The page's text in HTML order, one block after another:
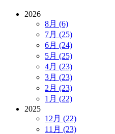
2026
8月 (6)
7月 (25)
6月 (24)
5月 (25)
4月 (23)
3月 (23)
2月 (23)
1月 (22)
2025
12月 (22)
11月 (23)